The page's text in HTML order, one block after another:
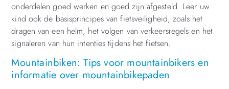
onderdelen goed werken en goed zijn afgesteld. Leer uw
kind ook de basisprincipes van fietsveiligheid, zoals het
dragen van een helm, het volgen van verkeersregels en het
signaleren van hun intenties tijdens het fietsen.
Mountainbiken: Tips voor mountainbikers en
informatie over mountainbikepaden